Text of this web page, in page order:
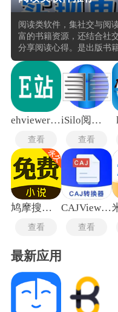
阅读类软件，集社交与阅
富的书籍资源，还结合社
分享阅读心得。是出版书
洁、大气的界面设计和人
选择等，满足了不同用户
免费热门畅销图书，无论
好者，都能在这里找到适
ehviewer绿色版1.9.4.7
查看
iSilo阅读器中文版
查看
鸠摩搜书安卓版
查看
CAJViewer安卓版
查看
最新应用